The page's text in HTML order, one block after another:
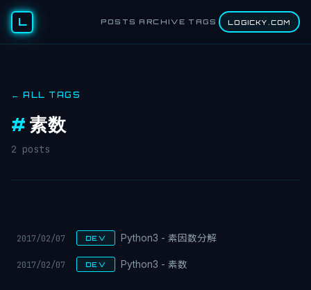
L POSTS ARCHIVE TAGS LOGICKY.COM
← ALL TAGS
# 素数
2 posts
2017/02/07 DEV Python3 - 素因数分解
2017/02/07 DEV Python3 - 素数